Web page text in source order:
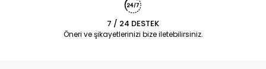
7 / 24 DESTEK
Öneri ve şikayetlerinizi bize iletebilirsiniz.